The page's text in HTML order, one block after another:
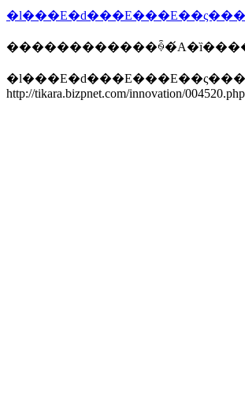
http://tikara.bizpnet.com/innovation/004520.php